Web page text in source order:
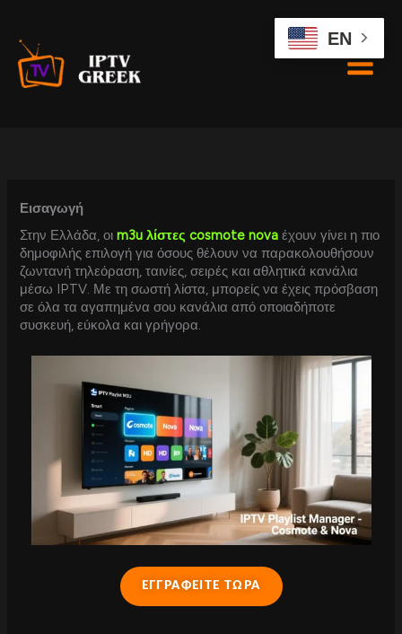
content
Εισαγωγή
Στην Ελλάδα, οιm3u λίστες cosmote nova έχουν γίνει η πιο
δημοφιλής επιλογή για όσους θέλουν να παρακολουθήσουν
ζωντανή τηλεόραση, ταινίες, σειρές και αθλητικά κανάλια
μέσω IPTV. Με τη σωστή λίστα, μπορείς να έχεις πρόσβαση
σε όλα τα αγαπημένα σου κανάλια από οποιαδήποτε
συσκευή, εύκολα και γρήγορα.
ΕΓΓΡΑΦΕΙΤΕ ΤΩΡΑ
EN